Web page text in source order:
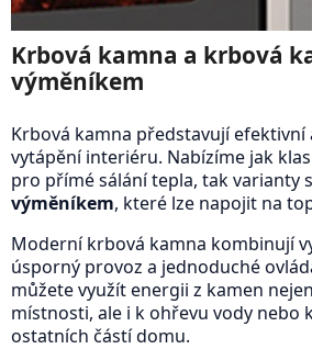
Krbová kamna a krbová
výměníkem
Krbová kamna představují efektivní
vytápění interiéru. Nabízíme jak
pro přímé sálání tepla, tak varianty s
výměníkem, které lze napojit na
Moderní krbová kamna kombinují
úsporný provoz a jednoduché
můžete využít energii z kamen
místnosti, ale i k ohřevu vody nebo
ostatních částí domu.